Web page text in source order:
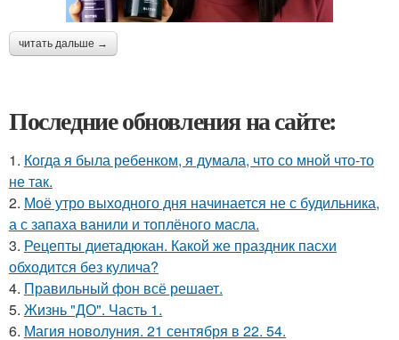
читать дальше →
Последние обновления на сайте:
1. Когда я была ребенком, я думала, что со мной что-то
не так.
2. Моё утро выходного дня начинается не с будильника,
а с запаха ванили и топлёного масла.
3. Рецепты диетадюкан. Какой же праздник пасхи
обходится без кулича?
4. Правильный фон всё решает.
5. Жизнь "ДО". Часть 1.
6. Магия новолуния. 21 сентября в 22. 54.